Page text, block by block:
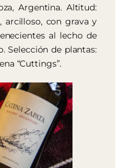
Argentina. Altitud:
arcilloso, con grava y
al lecho de
Selección de plantas:
“Cuttings”.